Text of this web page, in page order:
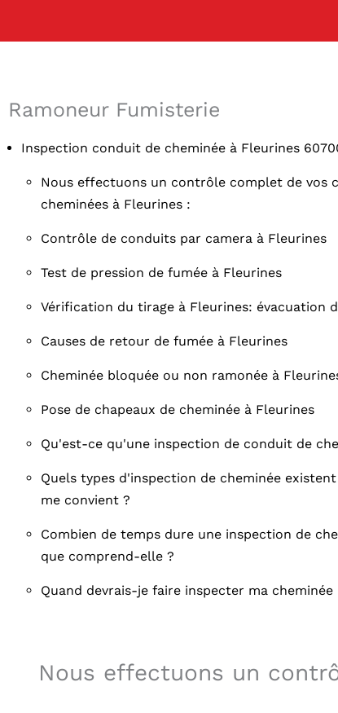
Ramoneur Fumisterie
Inspection conduit de cheminée à Fleurines
Nous effectuons un contrôle complet de vos
cheminées à Fleurines :
Contrôle de conduits par camera à Fleurines
Test de pression de fumée à Fleurines
Vérification du tirage à Fleurines: évacuation
Causes de retour de fumée à Fleurines
Cheminée bloquée ou non ramonée à
Pose de chapeaux de cheminée à Fleurines
Qu'est-ce qu'une inspection de conduit de
Quels types d'inspection de cheminée
me convient ?
Combien de temps dure une inspection de
que comprend-elle ?
Quand devrais-je faire inspecter ma cheminée
Nous effectuons un